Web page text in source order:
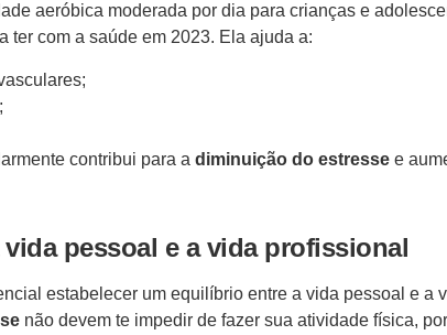
aeróbica moderada por dia para crianças e
ter com a saúde em 2023. Ela ajuda a:
contribui para a diminuição do estresse e
pessoal e a vida profissional
estabelecer um equilíbrio entre a vida pessoal e a
não devem te impedir de fazer sua atividade física,